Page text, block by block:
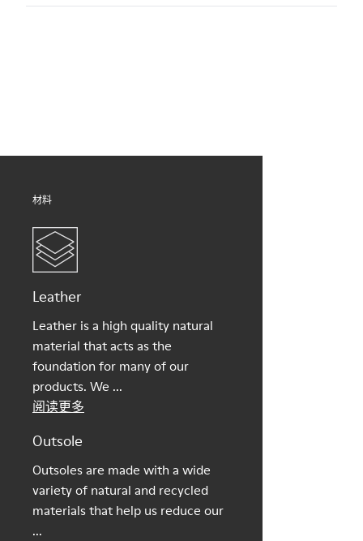
材料
Leather
Leather is a high quality natural
material that acts as the
foundation for many of our
products. We ...
阅读更多
Outsole
Outsoles are made with a wide
variety of natural and recycled
materials that help us reduce our
...